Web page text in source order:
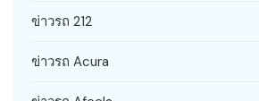
ข่าวรถ 212
ข่าวรถ Acura